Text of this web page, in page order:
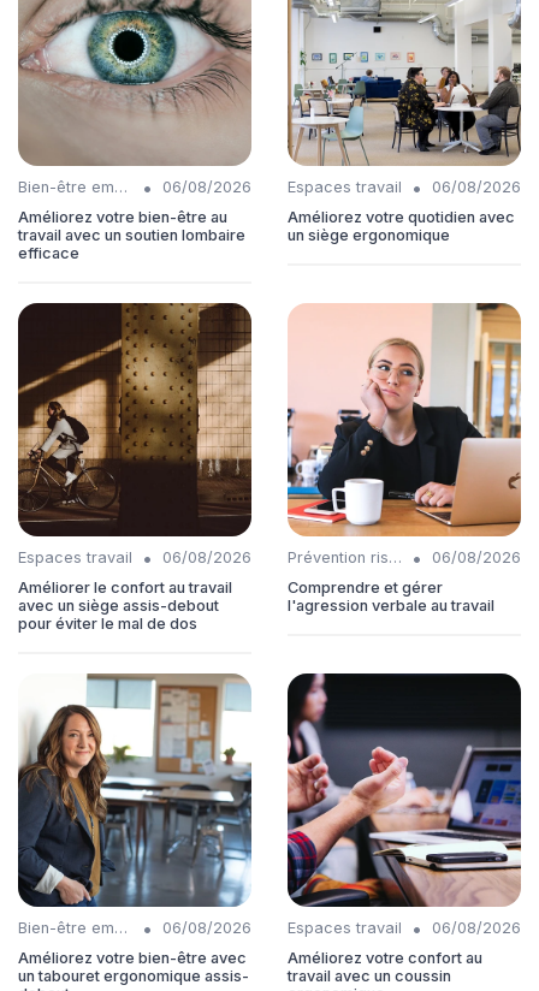
Bien-être employés •
06/08/2026
Améliorez votre bien-être au
travail avec un soutien lombaire
efficace
Espaces travail •
06/08/2026
Améliorez votre quotidien avec
un siège ergonomique
Espaces travail •
06/08/2026
Améliorer le confort au travail
avec un siège assis-debout
pour éviter le mal de dos
Prévention risques •
06/08/2026
Comprendre et gérer
l'agression verbale au travail
Bien-être employés •
06/08/2026
Améliorez votre bien-être avec
un tabouret ergonomique assis-
Espaces travail •
06/08/2026
Améliorez votre confort au
travail avec un coussin